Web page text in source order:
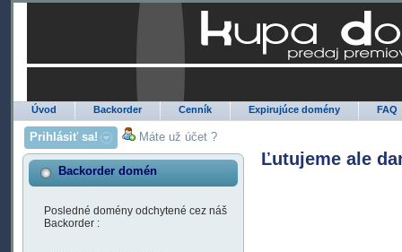
Úvod Backorder Cenník Expirujúce domény FAQ
Prihlásiť sa! Máte už účet ?
Backorder domén
Posledné domény odchytené cez náš
Backorder :
Ľutujeme ale